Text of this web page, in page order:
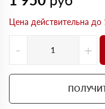
Цена действительна до
- +